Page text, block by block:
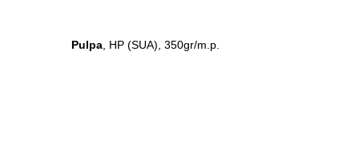
Pulpa, HP (SUA), 350gr/m.p.